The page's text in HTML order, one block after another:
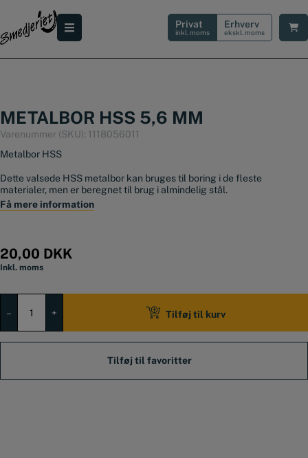
indholdet
Privat
inkl. moms
Erhverv
ekskl. moms
METALBOR HSS 5,6 MM
Varenummer (SKU): 1118056011
Metalbor HSS
Dette valsede HSS metalbor kan bruges til boring i de fleste
materialer, men er beregnet til brug i almindelig stål.
Hvis du skal bore i hærdet metal eller rustfri, anbefaler vi at du skal
Diameter: 5,60 mm
Længde: 93 mm
Længde, spiral: 57 mm
Få mere information
20,00 DKK
Inkl. moms
–
mm
antal
+ Tilføj til kurv